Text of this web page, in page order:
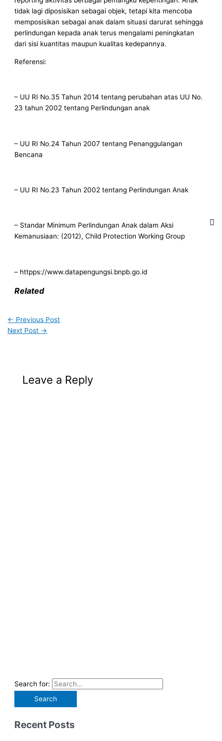
tidak lagi diposisikan sebagai objek, tetapi kita mencoba
memposisikan sebagai anak dalam situasi darurat sehingga
perlindungan kepada anak terus mengalami peningkatan
dari sisi kuantitas maupun kualitas kedepannya.
Referensi:
– UU RI No.35 Tahun 2014 tentang perubahan atas UU No.
23 tahun 2002 tentang Perlindungan anak
– UU RI No.24 Tahun 2007 tentang Penanggulangan
Bencana
– UU RI No.23 Tahun 2002 tentang Perlindungan Anak
– Standar Minimum Perlindungan Anak dalam Aksi
Kemanusiaan: (2012), Child Protection Working Group
– httpps://www.datapengungsi.bnpb.go.id
Related
← Previous Post
Next Post →
Leave a Reply
Search for:
Recent Posts